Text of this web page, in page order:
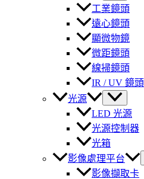
工業鏡頭
遠心鏡頭
顯微物鏡
微距鏡頭
線掃鏡頭
IR / UV 鏡頭
光源
LED 光源
光源控制器
光箱
影像處理平台
影像擷取卡